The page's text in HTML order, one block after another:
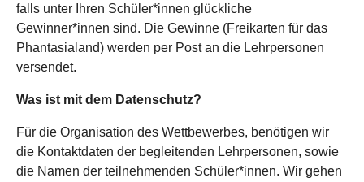
falls unter Ihren Schüler*innen glückliche
Gewinner*innen sind. Die Gewinne (Freikarten für das
Phantasialand) werden per Post an die Lehrpersonen
versendet.
Was ist mit dem Datenschutz?
Für die Organisation des Wettbewerbes, benötigen wir
die Kontaktdaten der begleitenden Lehrpersonen, sowie
die Namen der teilnehmenden Schüler*innen. Wir gehen